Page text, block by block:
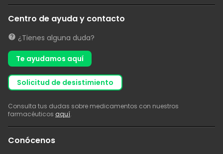
Centro de ayuda y contacto
¿Tienes alguna duda?
Te ayudamos aquí
solicitud de desistimiento
Consulta tus dudas sobre medicamentos con nuestros
farmacéuticos aquí.
Conócenos